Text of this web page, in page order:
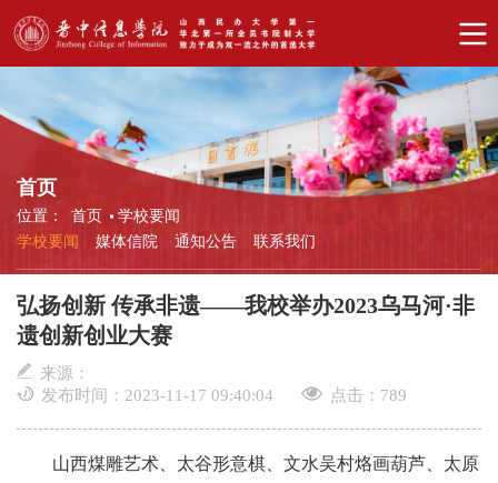
首页
位置： 首页
学校要闻
学校要闻
媒体信院 通知公告 联系我们
弘扬创新 传承非遗——我校举办2023乌马河·非
遗创新创业大赛
来源：
发布时间：2023-11-17 09:40:04
点击： 789
山西煤雕艺术、太谷形意棋、文水吴村烙画葫芦、太原